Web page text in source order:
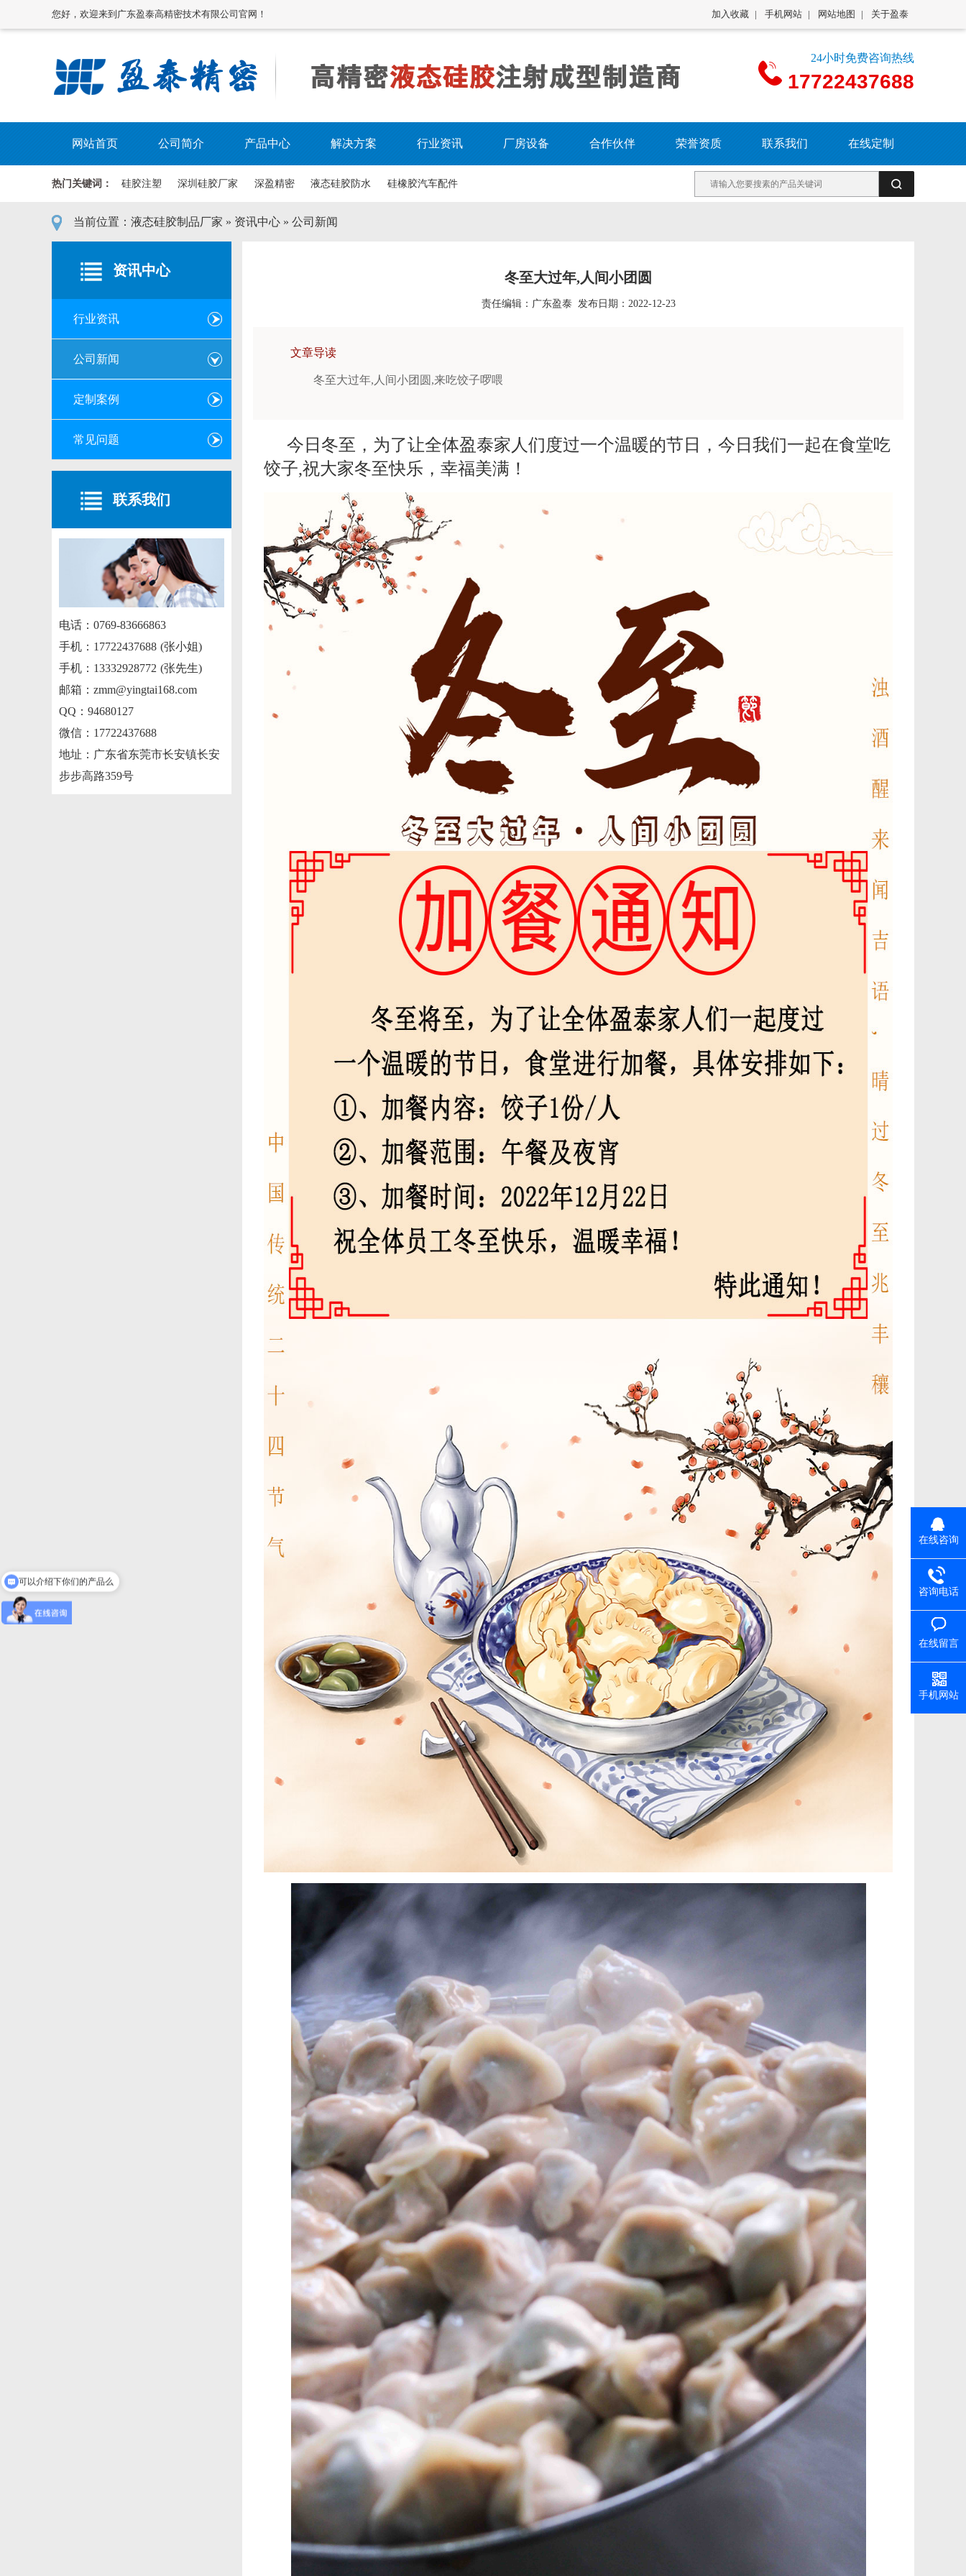
加入收藏 | 手机网站 | 网站地图 | 关于盈泰
您好，欢迎来到广东盈泰高精密技术有限公司官网！
24小时免费咨询热线
17722437688
网站首页 公司简介 产品中心 解决方案 行业资讯 厂房设备 合作伙伴 荣誉资质 联系我们 在线定制
热门关键词： 硅胶注塑 深圳硅胶厂家 深盈精密 液态硅胶防水 硅橡胶汽车配件
当前位置： 液态硅胶制品厂家 » 资讯中心 » 公司新闻
冬至大过年,人间小团圆
责任编辑：广东盈泰 发布日期： 2022-12-23
文章导读
冬至大过年,人间小团圆,来吃饺子啰喂
今日冬至，为了让全体盈泰家人们度过一个温暖的节日，今日我们一起在食堂吃
饺子,祝大家冬至快乐，幸福美满！
资讯中心
行业资讯
公司新闻
定制案例
常见问题
联系我们
电话：0769-83666863
手机：17722437688 (张小姐)
手机：13332928772 (张先生)
邮箱：zmm@yingtai168.com
QQ：94680127
微信：17722437688
地址：广东省东莞市长安镇长安
步步高路359号
在线咨询
咨询电话
在线留言
手机网站
你们是怎么收费的呢